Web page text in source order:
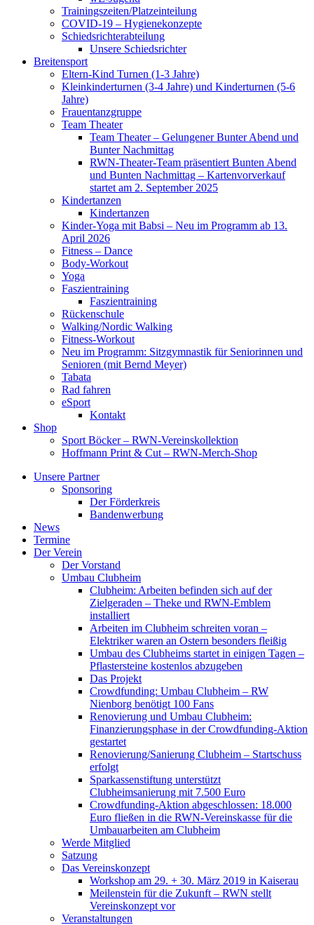
Trainingszeiten/Platzeinteilung
COVID-19 – Hygienekonzepte
Schiedsrichterabteilung
Unsere Schiedsrichter
Breitensport
Eltern-Kind Turnen (1-3 Jahre)
Kleinkinderturnen (3-4 Jahre) und Kinderturnen (5-6
Jahre)
Frauentanzgruppe
Team Theater
Team Theater – Gelungener Bunter Abend und
Bunter Nachmittag
RWN-Theater-Team präsentiert Bunten Abend
und Bunten Nachmittag – Kartenvorverkauf
startet am 2. September 2025
Kindertanzen
Kindertanzen
Kinder-Yoga mit Babsi – Neu im Programm ab 13.
April 2026
Fitness – Dance
Body-Workout
Yoga
Faszientraining
Faszientraining
Rückenschule
Walking/Nordic Walking
Fitness-Workout
Neu im Programm: Sitzgymnastik für Seniorinnen und
Senioren (mit Bernd Meyer)
Tabata
Rad fahren
eSport
Kontakt
Shop
Sport Böcker – RWN-Vereinskollektion
Hoffmann Print & Cut – RWN-Merch-Shop
Unsere Partner
Sponsoring
Der Förderkreis
Bandenwerbung
News
Termine
Der Verein
Der Vorstand
Umbau Clubheim
Clubheim: Arbeiten befinden sich auf der
Zielgeraden – Theke und RWN-Emblem
installiert
Arbeiten im Clubheim schreiten voran –
Elektriker waren an Ostern besonders fleißig
Umbau des Clubheims startet in einigen Tagen –
Pflastersteine kostenlos abzugeben
Das Projekt
Crowdfunding: Umbau Clubheim – RW
Nienborg benötigt 100 Fans
Renovierung und Umbau Clubheim:
Finanzierungsphase in der Crowdfunding-Aktion
gestartet
Renovierung/Sanierung Clubheim – Startschuss
erfolgt
Sparkassenstiftung unterstützt
Clubheimsanierung mit 7.500 Euro
Crowdfunding-Aktion abgeschlossen: 18.000
Euro fließen in die RWN-Vereinskasse für die
Umbauarbeiten am Clubheim
Werde Mitglied
Satzung
Das Vereinskonzept
Workshop am 29. + 30. März 2019 in Kaiserau
Meilenstein für die Zukunft – RWN stellt
Vereinskonzept vor
Veranstaltungen